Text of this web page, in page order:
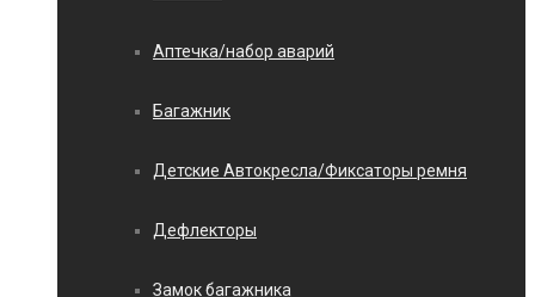
Аптечка/набор аварий
Багажник
Детские Автокресла/Фиксаторы ремня
Дефлекторы
Замок багажника